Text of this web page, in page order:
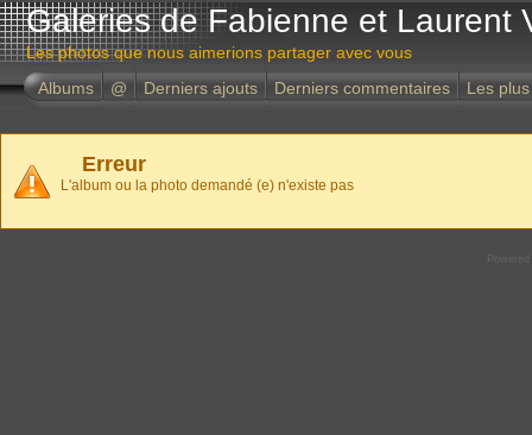
Galeries de Fabienne et Laurent
Les photos que nous aimerions partager avec vous
Albums
@ Derniers ajouts Derniers commentaires Les
Erreur
L'album ou la photo demandé (e) n'existe pas